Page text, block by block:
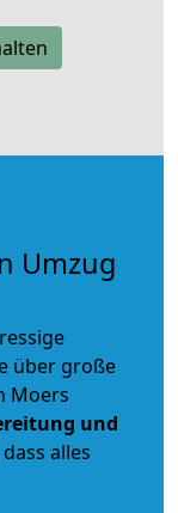
Umzug
über große
Moers
und
alles